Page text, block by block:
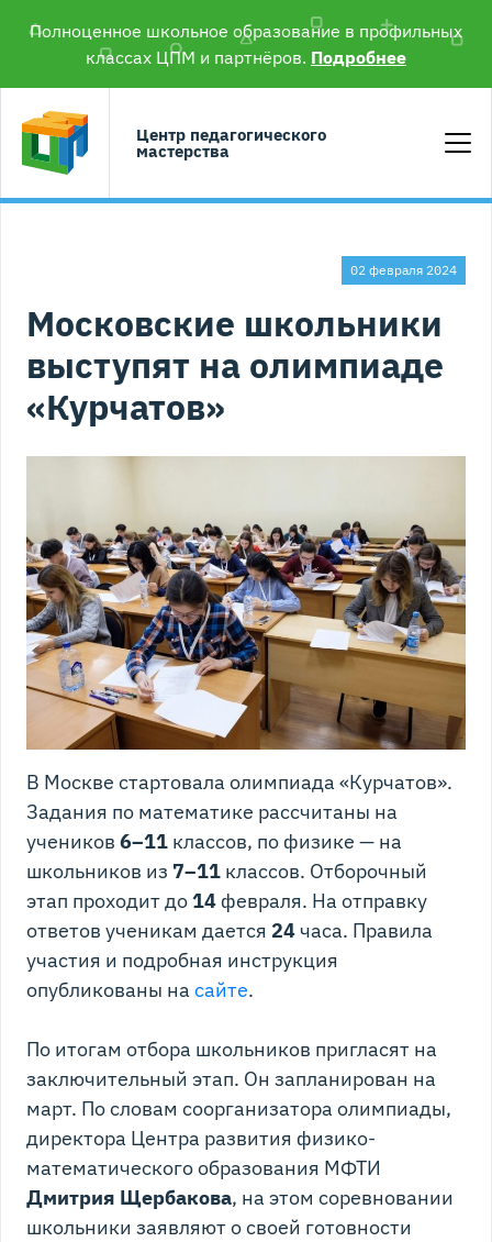
Полноценное школьное образование в профильных
классах ЦПМ и партнёров. Подробнее
Центр педагогического
мастерства
02 февраля 2024
Московские школьники
выступят на олимпиаде
«Курчатов»
В Москве стартовала олимпиада «Курчатов».
Задания по математике рассчитаны на
учеников 6–11 классов, по физике — на
школьников из 7–11 классов. Отборочный
этап проходит до14 февраля. На отправку
ответов ученикам дается 24 часа. Правила
участия и подробная инструкция
опубликованы на сайте.
По итогам отбора школьников пригласят на
заключительный этап. Он запланирован на
март. По словам соорганизатора олимпиады,
директора Центра развития физико-
математического образования МФТИ
Дмитрия Щербакова, на этом соревновании
школьники заявляют о своей готовности